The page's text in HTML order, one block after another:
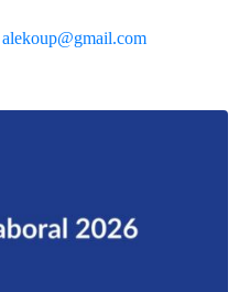
alekoup@gmail.com